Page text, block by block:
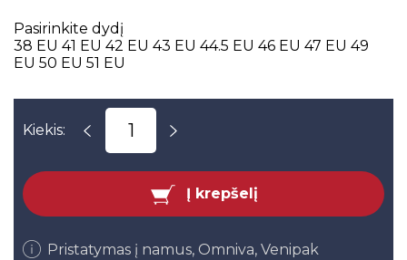
Pasirinkite dydį
38 EU 41 EU 42 EU 43 EU 44.5 EU 46 EU 47 EU 49
EU 50 EU 51 EU
Kiekis:
Į krepšelį
Pristatymas į namus, Omniva, Venipak